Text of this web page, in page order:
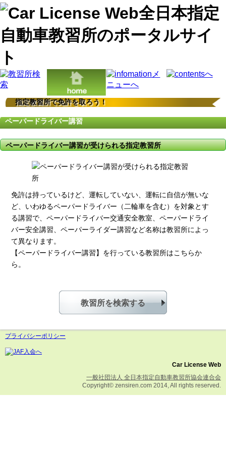
指定教習所で免許を取ろう！
ペーパードライバー講習
ペーパードライバー講習が受けられる指定教習所
免許は持っているけど、運転していない、運転に自信が無いな
ど、いわゆるペーパードライバー（二輪車を含む）を対象とす
る講習で、ペーパードライバー交通安全教室、ペーパードライ
バー安全講習、ペーパーライダー講習など名称は教習所によっ
て異なります。
【ペーパードライバー講習】を行っている教習所はこちらか
ら。
教習所を検索する
プライバシーポリシー
Car License Web
一般社団法人 全日本指定自動車教習所協会連合会
Copyright© zensiren.com 2014, All rights reserved.